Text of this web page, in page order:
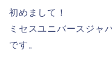
初めまして！
ミセスユニバースジャ
です。